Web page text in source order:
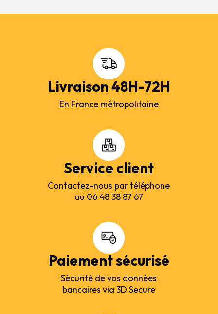
Livraison 48H-72H
En France métropolitaine
Service client
Contactez-nous par téléphone
au 06 48 38 87 67
Paiement sécurisé
Sécurité de vos données
bancaires via 3D Secure